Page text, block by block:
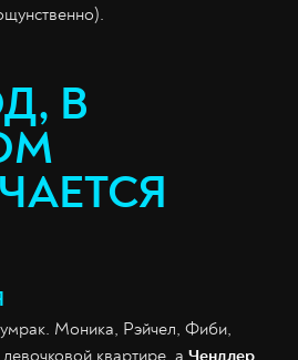
В
Моника, Рэйчел, Фиби,
квартире, а Чендлер